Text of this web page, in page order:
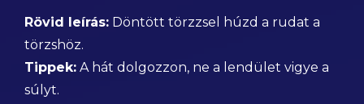
Rövid leírás: Döntött törzzsel húzd a rudat a
törzshöz.
Tippek: A hát dolgozzon, ne a lendület vigye a
súlyt.